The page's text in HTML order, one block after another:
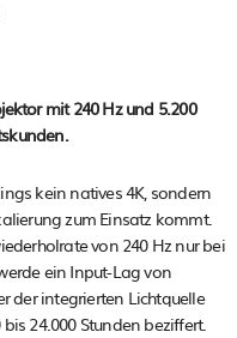
mit 240 Hz und 5.200
kein natives 4K, sondern
zum Einsatz kommt.
von 240 Hz nur bei
ein Input-Lag von
der integrierten Lichtquelle
24.000 Stunden beziffert.